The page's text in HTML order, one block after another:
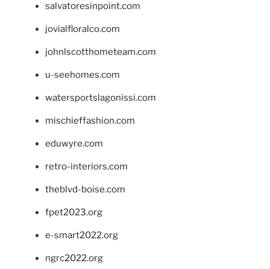
salvatoresinpoint.com
jovialfloralco.com
johnlscotthometeam.com
u-seehomes.com
watersportslagonissi.com
mischieffashion.com
eduwyre.com
retro-interiors.com
theblvd-boise.com
fpet2023.org
e-smart2022.org
ngrc2022.org